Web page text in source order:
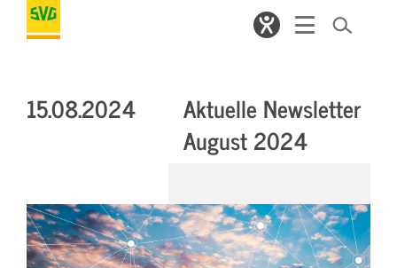
15.08.2024
Aktuelle Newsletter
August 2024